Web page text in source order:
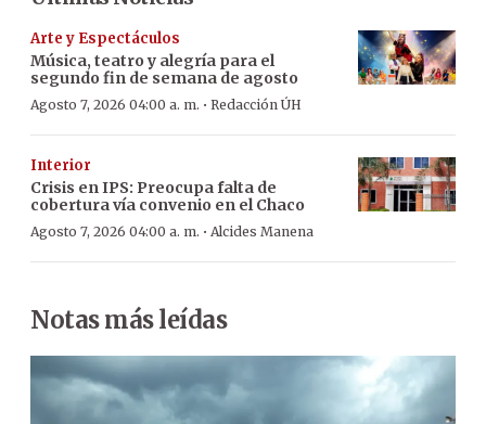
Arte y Espectáculos
Música, teatro y alegría para el
segundo fin de semana de agosto
Agosto 7, 2026 04:00 a. m. · Redacción ÚH
Interior
Crisis en IPS: Preocupa falta de
cobertura vía convenio en el Chaco
Agosto 7, 2026 04:00 a. m. · Alcides Manena
Notas más leídas